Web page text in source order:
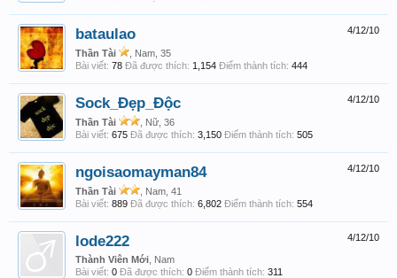
4/12/10
bataulao
Thần Tài
, Nam, 35
Bài viết: 78 Đã được thích: 1,154 Điểm thành tích: 444
4/12/10
Sock_Đẹp_Độc
Thần Tài
, Nữ, 36
Bài viết: 675 Đã được thích: 3,150 Điểm thành tích: 505
4/12/10
ngoisaomayman84
Thần Tài
, Nam, 41
Bài viết: 889 Đã được thích: 6,802 Điểm thành tích: 554
4/12/10
lode222
Thành Viên Mới , Nam
Bài viết: 0 Đã được thích: 0 Điểm thành tích: 311